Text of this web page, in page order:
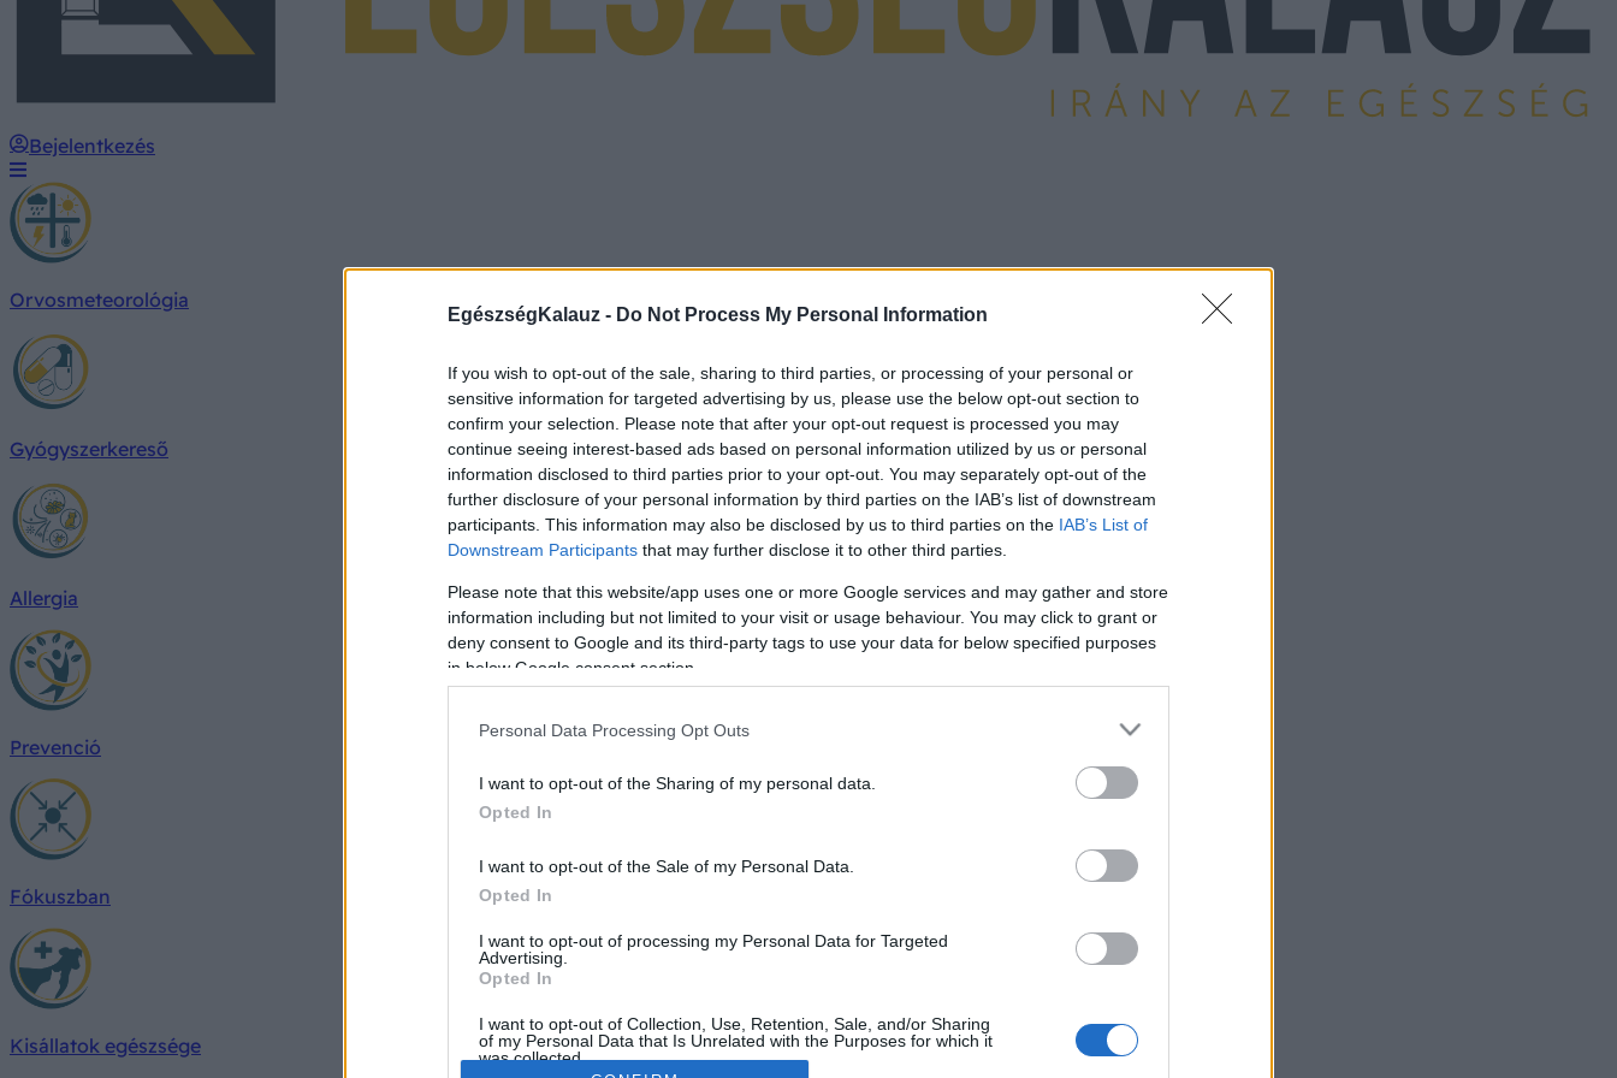
EgészségKalauz - Do Not Process My Personal Information
If you wish to opt-out of the sale, sharing to third parties, or processing of your personal or
sensitive information for targeted advertising by us, please use the below opt-out section to
confirm your selection. Please note that after your opt-out request is processed you may
continue seeing interest-based ads based on personal information utilized by us or personal
information disclosed to third parties prior to your opt-out. You may separately opt-out of the
further disclosure of your personal information by third parties on the IAB’s list of downstream
participants. This information may also be disclosed by us to third parties on the IAB’s List of
Downstream Participants that may further disclose it to other third parties.
Please note that this website/app uses one or more Google services and may gather and store
information including but not limited to your visit or usage behaviour. You may click to grant or
deny consent to Google and its third-party tags to use your data for below specified purposes
in below Google consent section.
Personal Data Processing Opt Outs
I want to opt-out of the Sharing of my personal data.
Opted In
I want to opt-out of the Sale of my Personal Data.
Opted In
I want to opt-out of processing my Personal Data for Targeted
Advertising.
Opted In
I want to opt-out of Collection, Use, Retention, Sale, and/or Sharing
of my Personal Data that Is Unrelated with the Purposes for which it
was collected.
Bejelentkezés
Orvosmeteorológia
Gyógyszerkereső
Allergia
Prevenció
Fókuszban
Kisállatok egészsége